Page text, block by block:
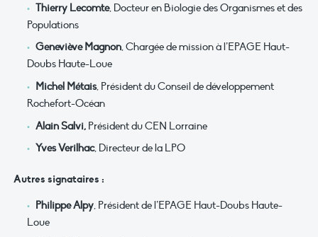
Thierry Lecomte, Docteur en Biologie des Organismes et des
Populations
Geneviève Magnon, Chargée de mission à l’EPAGE Haut-
Doubs Haute-Loue
Michel Métais, Président du Conseil de développement
Rochefort-Océan
Alain Salvi, Président du CEN Lorraine
Yves Verilhac, Directeur de la LPO
Autres signataires :
Philippe Alpy, Président de l’EPAGE Haut-Doubs Haute-
Loue